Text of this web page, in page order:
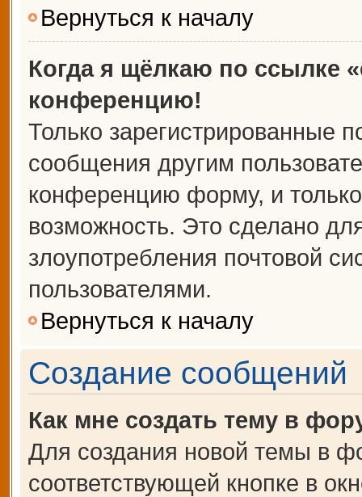
Вернуться к началу
Когда я щёлкаю по ссылке
конференцию!
Только зарегистрированные
сообщения другим
конференцию форму, и
возможность. Это сделано
злоупотребления почтовой
пользователями.
Вернуться к началу
Создание сообщений
Как мне создать тему в
Для создания новой темы в
соответствующей кнопке в